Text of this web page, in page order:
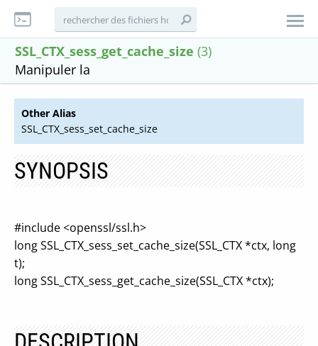
SSL_CTX_sess_get_cache_size (3)
Manipuler la
Other Alias
SSL_CTX_sess_set_cache_size
SYNOPSIS
#include <openssl/ssl.h>
long SSL_CTX_sess_set_cache_size(SSL_CTX *ctx, long
t);
long SSL_CTX_sess_get_cache_size(SSL_CTX *ctx);